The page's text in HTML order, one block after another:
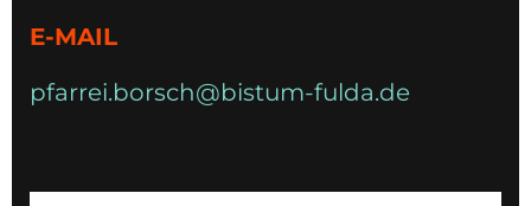
E-MAIL
pfarrei.borsch@bistum-fulda.de